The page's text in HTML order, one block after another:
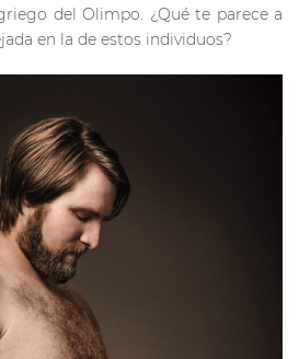
del Olimpo. ¿Qué te parece a
en la de estos individuos?